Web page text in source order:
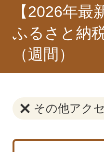
【2026年
ふるさと納
（週間）
その他アク